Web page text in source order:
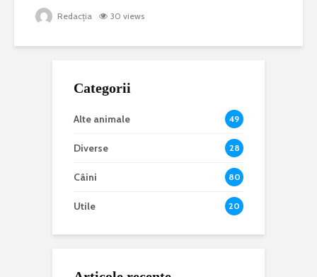
Redacția 30 views
Categorii
Alte animale 49
Diverse 28
Câini 80
Utile 20